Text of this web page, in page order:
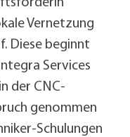
Vernetzung
Diese beginnt
Services
der CNC-
genommen
Schulungen